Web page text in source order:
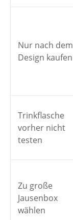
Nur nach dem
Design kaufen
Trinkflasche
vorher nicht
testen
Zu große
Jausenbox
wählen